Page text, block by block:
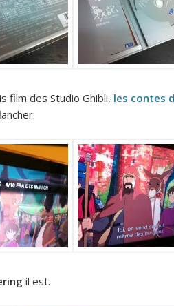
film des Studio Ghibli, les contes
il est.